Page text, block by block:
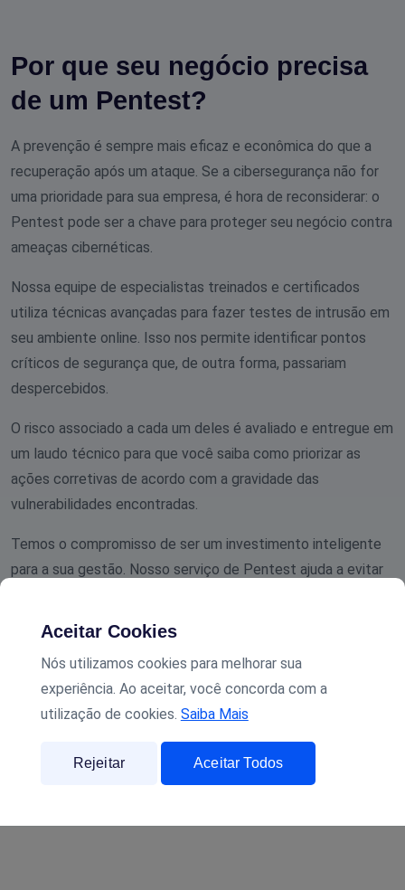
Por que seu negócio precisa
de um Pentest?
A prevenção é sempre mais eficaz e econômica do que a
recuperação após um ataque. Se a cibersegurança não for
uma prioridade para sua empresa, é hora de reconsiderar: o
Pentest pode ser a chave para proteger seu negócio contra
ameaças cibernéticas.
Nossa equipe de especialistas treinados e certificados
utiliza técnicas avançadas para fazer testes de intrusão em
seu ambiente online. Isso nos permite identificar pontos
críticos de segurança que, de outra forma, passariam
despercebidos.
O risco associado a cada um deles é avaliado e entregue em
um laudo técnico para que você saiba como priorizar as
ações corretivas de acordo com a gravidade das
vulnerabilidades encontradas.
Temos o compromisso de ser um investimento inteligente
para a sua gestão. Nosso serviço de Pentest ajuda a evitar
além de garantir a conformidade com os requisitos de
ao mesmo tempo em que as relações com seus clientes
são fortalecidas.
Aceitar Cookies
Nós utilizamos cookies para melhorar sua
experiência. Ao aceitar, você concorda com a
utilização de cookies. Saiba Mais
Rejeitar Aceitar Todos